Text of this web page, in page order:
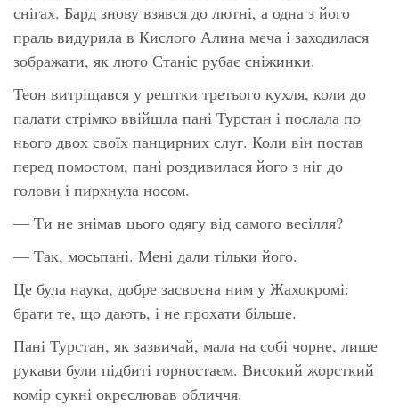
снігах. Бард знову взявся до лютні, а одна з його
праль видурила в Кислого Алина меча і заходилася
зображати, як люто Станіс рубає сніжинки.
Теон витріщався у рештки третього кухля, коли до
палати стрімко ввійшла пані Турстан і послала по
нього двох своїх панцирних слуг. Коли він постав
перед помостом, пані роздивилася його з ніг до
голови і пирхнула носом.
— Ти не знімав цього одягу від самого весілля?
— Так, мосьпані. Мені дали тільки його.
Це була наука, добре засвоєна ним у Жахокромі:
брати те, що дають, і не прохати більше.
Пані Турстан, як зазвичай, мала на собі чорне, лише
рукави були підбиті горностаєм. Високий жорсткий
комір сукні окреслював обличчя.